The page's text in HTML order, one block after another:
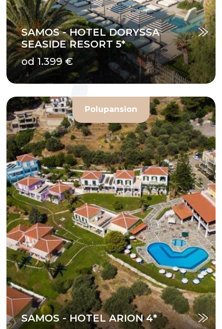
SAMOS - HOTEL DORYSSA
SEASIDE RESORT 5*
od 1.399 €
Polupansion
SAMOS - HOTEL ARION 4*